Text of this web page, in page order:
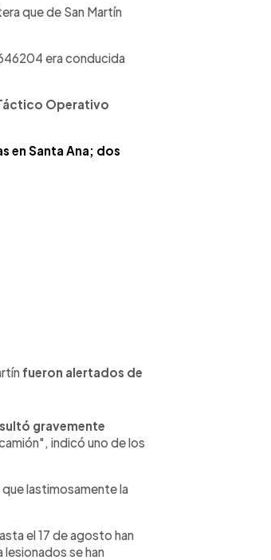
que de San Martín
era conducida
Operativo
Santa Ana; dos
fueron alertados de
gravemente
indicó uno de los
lastimosamente la
el 17 de agosto han
lesionados se han